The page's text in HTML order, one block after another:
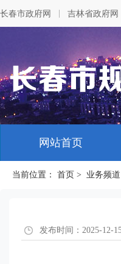
长春市政府网 吉林省政府网
网站首页
当前位置： 首页 > 业务频道
发布时间：2025-12-